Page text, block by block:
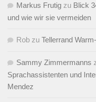
Markus Frutig zu Blick
und wie wir sie vermeiden
Rob zu Tellerrand
Sammy Zimmermanns
Sprachassistenten und
Mendez